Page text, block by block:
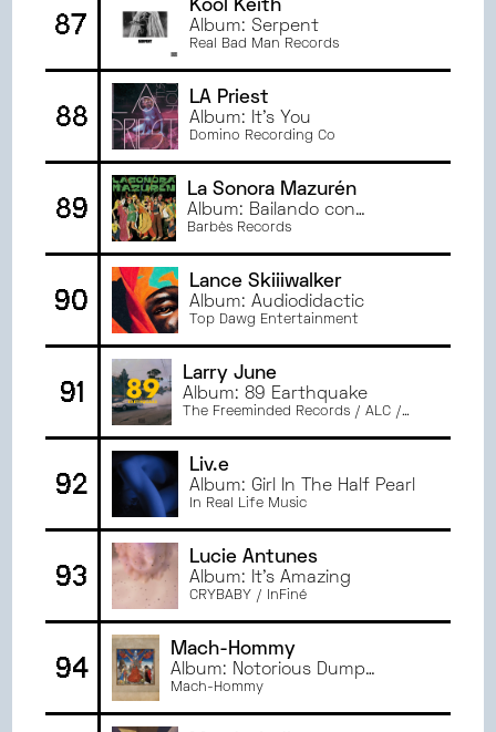
87
Kool Keith
Album: Serpent
Real Bad Man Records
88
LA Priest
Album: It's You
Domino Recording Co
89
La Sonora Mazurén
Album: Bailando con
Extraños
Barbès Records
90
Lance Skiiiwalker
Album: Audiodidactic
Top Dawg Entertainment
91
Larry June
Album: 89 Earthquake
The Freeminded Records / ALC /
92
Liv.e
Album: Girl In The Half Pearl
In Real Life Music
93
Lucie Antunes
Album: It's Amazing
CRYBABY / InFiné
94
Mach-Hommy
Album: Notorious Dump
Legends: Volume 2
Mach-Hommy